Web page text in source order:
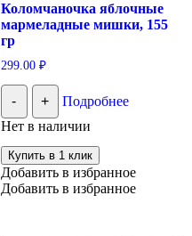
Коломчаночка яблочные
мармеладные мишки, 155
гр
299.00 ₽
- +
Подробнее
Нет в наличии
Купить в 1 клик
Добавить в избранное
Добавить в избранное